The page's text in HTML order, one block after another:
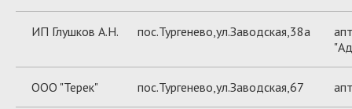
ИП Глушков А.Н. пос.Тургенево,ул.Заводская,38а
ООО "Терек" пос.Тургенево,ул.Заводская,67